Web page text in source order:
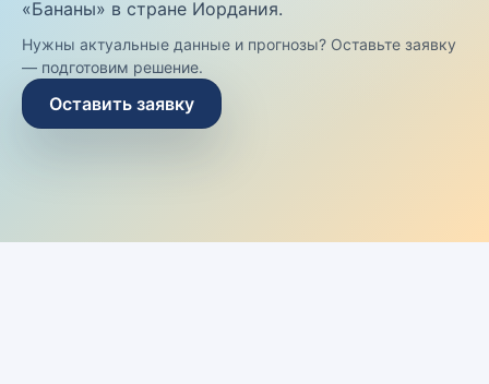
«Бананы» в стране Иордания.
Нужны актуальные данные и прогнозы? Оставьте заявку
— подготовим решение.
Оставить заявку